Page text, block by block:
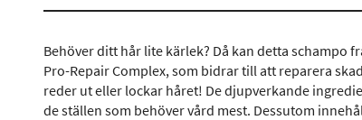
Behöver ditt hår lite kärlek? Då kan detta schampo
Pro-Repair Complex, som bidrar till att reparera
reder ut eller lockar håret! De djupverkande
de ställen som behöver vård mest. Dessutom